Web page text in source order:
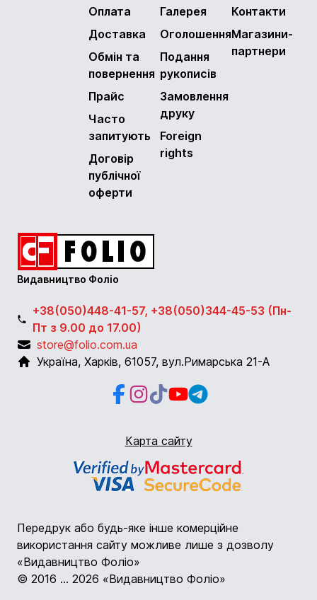
Оплата
Доставка
Обмін та
повернення
Прайс
Часто
запитують
Договір
публічної
оферти
Галерея
Оголошення
Подання
рукописів
Замовлення
друку
Foreign
rights
Контакти
Магазини-
партнери
Видавництво Фоліо
+38(050)448-41-57, +38(050)344-45-53 (Пн-
Пт з 9.00 до 17.00)
store@folio.com.ua
Україна, Харків, 61057, вул.Римарська 21-А
Facebook
Instagram
Instagram
YoutubeTelegram
Карта сайту
Передрук або будь-яке інше комерційне
використання сайту можливе лише з дозволу
«Видавництво Фоліо»
© 2016 ... 2026 «Видавництво Фоліо»